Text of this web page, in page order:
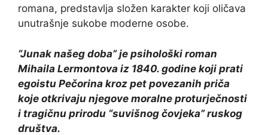
romana, predstavlja složen karakter koji oličava
unutrašnje sukobe moderne osobe.
“Junak našeg doba” je psihološki roman
Mihaila Lermontova iz 1840. godine koji prati
egoistu Pečorina kroz pet povezanih priča
koje otkrivaju njegove moralne proturječnosti
i tragičnu prirodu “suvišnog čovjeka” ruskog
društva.